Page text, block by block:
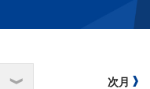
次月